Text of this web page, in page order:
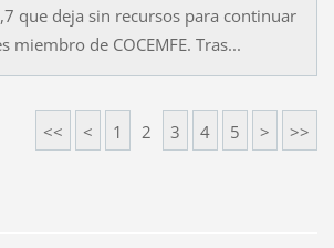
que deja sin recursos para continuar
miembro de COCEMFE. Tras...
<< < 1 2 3 4 5 > >>